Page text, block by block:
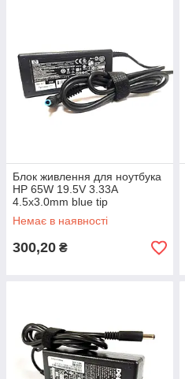
Блок живлення для ноутбука
HP 65W 19.5V 3.33A
4.5x3.0mm blue tip
(деформований корпус)
Немає в наявності
300,20 ₴